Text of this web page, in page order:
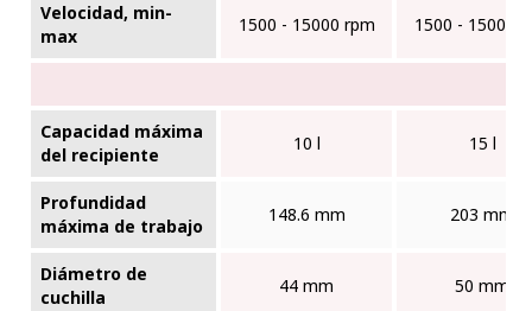
Velocidad, min-
max
1500 - 15000 rpm 1500 - 15000
Capacidad máxima
del recipiente
10 l 15 l
Profundidad
máxima de trabajo
148.6 mm 203 mm
Diámetro de
cuchilla
44 mm 50 mm